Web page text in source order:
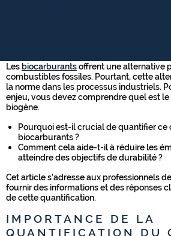
Lesbiocarburantsoffrent une alternative
combustibles fossiles. Pourtant, cette
la norme dans les processus industriels.
enjeu, vous devez comprendre quel est
biogène.
Pourquoi est-il crucial de quantifier ce
biocarburants ?
Comment cela aide-t-il à réduire les
atteindre des objectifs de durabilité ?
Cet article s’adresse aux professionnels
fournir des informations et des réponses
de cette quantification.
IMPORTANCE DE LA
QUANTIFICATION DU